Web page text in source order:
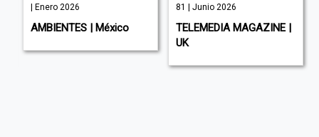
| Enero 2026
AMBIENTES | México
81 | Junio 2026
TELEMEDIA MAGAZINE |
UK